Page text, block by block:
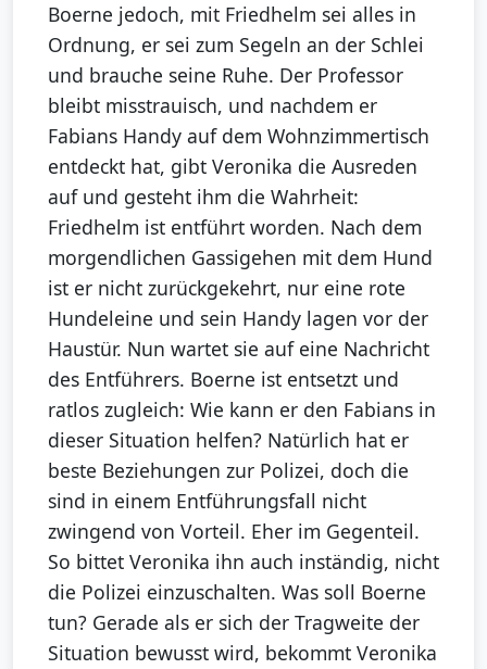
Boerne jedoch, mit Friedhelm sei alles in
Ordnung, er sei zum Segeln an der Schlei
und brauche seine Ruhe. Der Professor
bleibt misstrauisch, und nachdem er
Fabians Handy auf dem Wohnzimmertisch
entdeckt hat, gibt Veronika die Ausreden
auf und gesteht ihm die Wahrheit:
Friedhelm ist entführt worden. Nach dem
morgendlichen Gassigehen mit dem Hund
ist er nicht zurückgekehrt, nur eine rote
Hundeleine und sein Handy lagen vor der
Haustür. Nun wartet sie auf eine Nachricht
des Entführers. Boerne ist entsetzt und
ratlos zugleich: Wie kann er den Fabians in
dieser Situation helfen? Natürlich hat er
beste Beziehungen zur Polizei, doch die
sind in einem Entführungsfall nicht
zwingend von Vorteil. Eher im Gegenteil.
So bittet Veronika ihn auch inständig, nicht
die Polizei einzuschalten. Was soll Boerne
tun? Gerade als er sich der Tragweite der
Situation bewusst wird, bekommt Veronika